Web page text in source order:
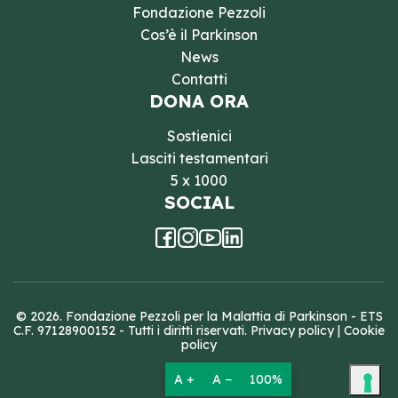
Fondazione Pezzoli
Cos’è il Parkinson
News
Contatti
DONA ORA
Sostienici
Lasciti testamentari
5 x 1000
SOCIAL
© 2026. Fondazione Pezzoli per la Malattia di Parkinson - ETS
C.F. 97128900152 - Tutti i diritti riservati. Privacy policy| Cookie
policy
A + A − 100%